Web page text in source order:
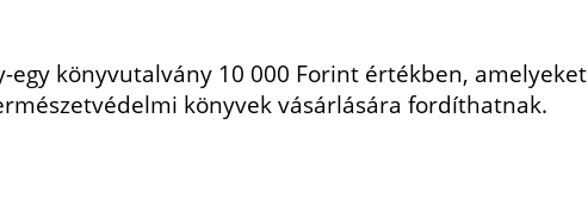
egy könyvutalvány 10 000 Forint értékben, amelyeket
könyvek vásárlására fordíthatnak.